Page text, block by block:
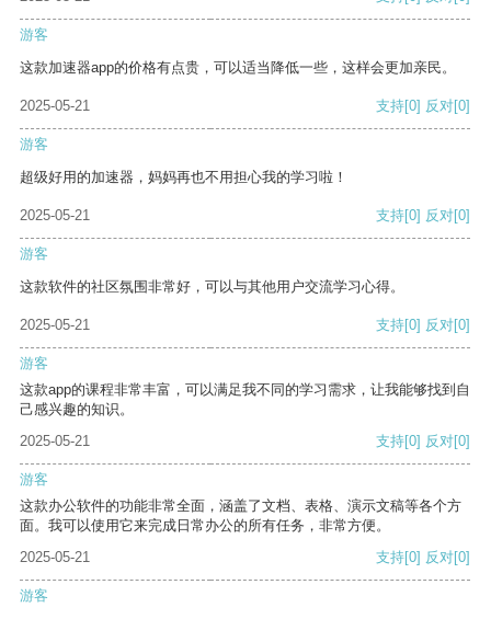
游客
这款加速器app的价格有点贵，可以适当降低一些，这样会更加亲民。
2025-05-21 支持[0] 反对[0]
游客
超级好用的加速器，妈妈再也不用担心我的学习啦！
2025-05-21 支持[0] 反对[0]
游客
这款软件的社区氛围非常好，可以与其他用户交流学习心得。
2025-05-21 支持[0] 反对[0]
游客
这款app的课程非常丰富，可以满足我不同的学习需求，让我能够找到自
己感兴趣的知识。
2025-05-21
支持[0] 反对[0]
游客
这款办公软件的功能非常全面，涵盖了文档、表格、演示文稿等各个方
面。我可以使用它来完成日常办公的所有任务，非常方便。
2025-05-21
支持[0] 反对[0]
游客